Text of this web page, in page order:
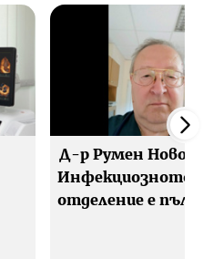
Д-р Румен
Инфекциозното
отделение е